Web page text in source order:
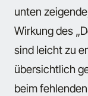
unten
Wirkung des
sind leicht zu
übersichtlich
beim